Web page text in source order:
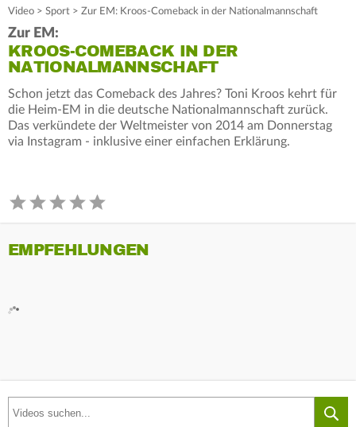
Video > Sport > Zur EM: Kroos-Comeback in der Nationalmannschaft
Zur EM:
KROOS-COMEBACK IN DER
NATIONALMANNSCHAFT
Schon jetzt das Comeback des Jahres? Toni Kroos kehrt für
die Heim-EM in die deutsche Nationalmannschaft zurück.
Das verkündete der Weltmeister von 2014 am Donnerstag
via Instagram - inklusive einer einfachen Erklärung.
EMPFEHLUNGEN